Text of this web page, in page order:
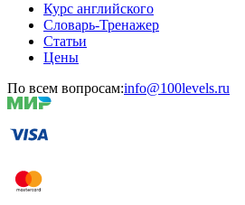
Курс английского
Словарь-Тренажер
Статьи
Цены
По всем вопросам:info@100levels.ru